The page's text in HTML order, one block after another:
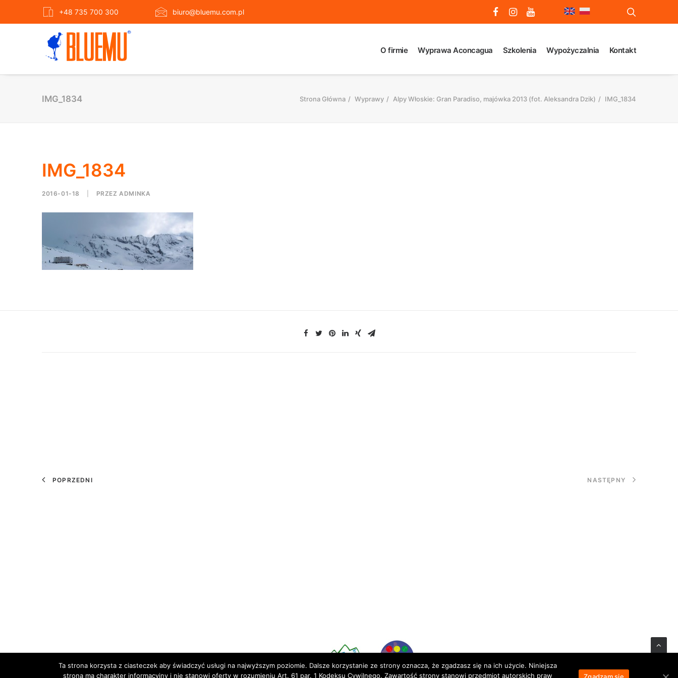
+48 735 700 300 biuro@bluemu.com.pl
O firmie Wyprawa Aconcagua Szkolenia Wypożyczalnia Kontakt
IMG_1834 Strona Główna Wyprawy Alpy Włoskie: Gran Paradiso, majówka 2013 (fot. Aleksandra Dzik) IMG_1834
IMG_1834
2016-01-18 PRZEZADMINKA
POPRZEDNI NASTĘPNY
Ta strona korzysta z ciasteczek aby świadczyć usługi na najwyższym poziomie. Dalsze korzystanie ze strony oznacza, że zgadzasz się na ich użycie. Niniejsza
strona ma charakter informacyjny i nie stanowi oferty w rozumieniu Art. 61 par. 1 Kodeksu Cywilnego. Zawartość strony stanowi przedmiot autorskich praw